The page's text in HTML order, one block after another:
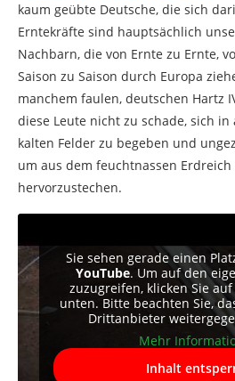
kaum geübte Deutsche, die sich
Erntekräfte sind hauptsächlich
Nachbarn, die von Ernte zu Ernte,
Saison zu Saison durch Europa
manchem faulen, deutschen Hartz
diese Leute nicht zu schade, sich
kalten Felder zu begeben und
um aus dem feuchtnassen Erdreich
hervorzustechen.
Sie sehen gerade einen
YouTube. Um auf den
zuzugreifen, klicken Sie
unten. Bitte beachten Sie,
Drittanbieter
Mehr
Inhalt